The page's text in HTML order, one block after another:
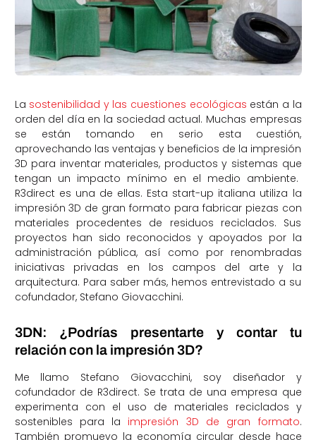
La sostenibilidad y las cuestiones ecológicas están a la
orden del día en la sociedad actual. Muchas empresas
se están tomando en serio esta cuestión,
aprovechando las ventajas y beneficios de la impresión
3D para inventar materiales, productos y sistemas que
tengan un impacto mínimo en el medio ambiente.
R3direct es una de ellas. Esta start-up italiana utiliza la
impresión 3D de gran formato para fabricar piezas con
materiales procedentes de residuos reciclados. Sus
proyectos han sido reconocidos y apoyados por la
administración pública, así como por renombradas
iniciativas privadas en los campos del arte y la
arquitectura. Para saber más, hemos entrevistado a su
cofundador, Stefano Giovacchini.
3DN: ¿Podrías presentarte y contar tu
relación con la impresión 3D?
Me llamo Stefano Giovacchini, soy diseñador y
cofundador de R3direct. Se trata de una empresa que
experimenta con el uso de materiales reciclados y
sostenibles para la impresión 3D de gran formato.
También promuevo la economía circular desde hace